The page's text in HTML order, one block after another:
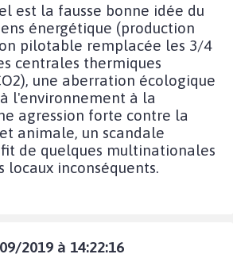
est la fausse bonne idée du
énergétique (production
pilotable remplacée les 3/4
centrales thermiques
une aberration écologique
l'environnement à la
agression forte contre la
animale, un scandale
de quelques multinationales
locaux inconséquents.
2019 à 14:22:16